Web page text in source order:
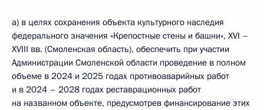
а) в целях сохранения объекта культурного наследия
федерального значения «Крепостные стены и башни», XVI –
XVIII вв. (Смоленская область), обеспечить при участии
Администрации Смоленской области проведение в полном
объеме в 2024 и 2025 годах противоаварийных работ
и в 2024 – 2028 годах реставрационных работ
на названном объекте, предусмотрев финансирование этих